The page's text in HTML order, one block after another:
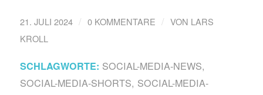
21. JULI 2024 / 0 KOMMENTARE / VON LARS
KROLL
SCHLAGWORTE: SOCIAL-MEDIA-NEWS,
SOCIAL-MEDIA-SHORTS, SOCIAL-MEDIA-